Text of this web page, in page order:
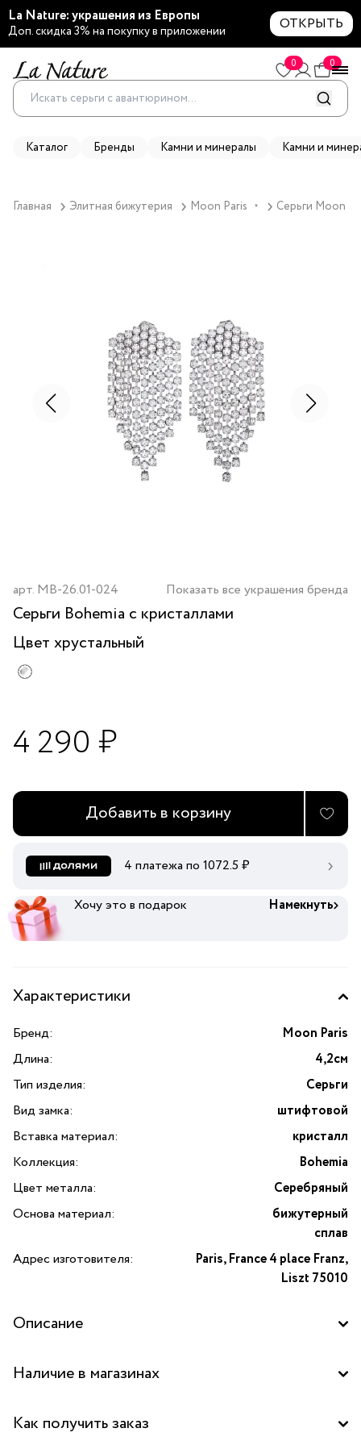
La Nature: украшения из Европы
Доп. скидка 3% на покупку в приложении ОТКРЫТЬ
0 0
Каталог Бренды Камни и минералы Камни и
Главная Элитная бижутерия Moon Paris ▼ Серьги Moon
арт. MB-26.01-024 Показать все украшения бренда
Серьги Bohemia с кристаллами
Цвет хрустальный
4 290 ₽
Добавить в корзину
4 платежа по 1072.5 ₽
Хочу это в подарок Намекнуть
Характеристики
Бренд:
Moon Paris
Длина:
4,2см
Тип изделия:
Серьги
Вид замка:
штифтовой
Вставка материал:
кристалл
Коллекция:
Bohemia
Цвет металла:
Серебряный
Основа материал:
бижутерный
сплав
Адрес изготовителя:
Paris, France 4 place Franz,
Liszt 75010
Описание
это изысканное сочетание французского шарма
из прочного бижутерного сплава с благородным
Наличие в магазинах
Бутик "La Nature" в ТД "Дружба", Москва
Как получить заказ